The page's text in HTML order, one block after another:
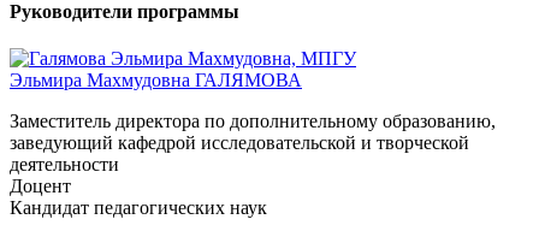
Руководители программы
Эльмира Махмудовна ГАЛЯМОВА
Заместитель директора по дополнительному образованию,
заведующий кафедрой исследовательской и творческой
деятельности
Доцент
Кандидат педагогических наук